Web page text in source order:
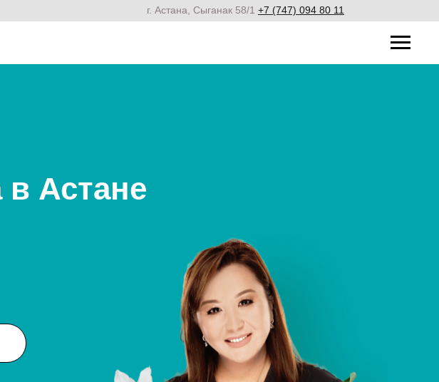
г. Астана, Сыганак 58/1 +7 (747) 094 80 11
Астане